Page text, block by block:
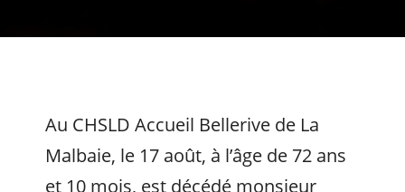
Au CHSLD Accueil Bellerive de La
Malbaie, le 17 août, à l’âge de 72 ans
et 10 mois, est décédé monsieur